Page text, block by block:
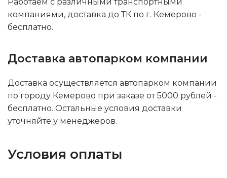
компаниями, доставка до ТК по г. Кемерово -
бесплатно.
Доставка автопарком компании
Доставка осуществляется автопарком компании
по городу Кемерово при заказе от 5000 рублей -
бесплатно. Остальные условия доставки
уточняйте у менеджеров.
Условия оплаты